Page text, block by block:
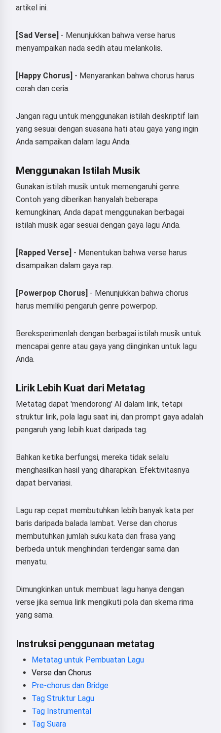
artikel ini.
[Sad Verse] - Menunjukkan bahwa verse harus
menyampaikan nada sedih atau melankolis.
[Happy Chorus] - Menyarankan bahwa chorus harus
cerah dan ceria.
Jangan ragu untuk menggunakan istilah deskriptif lain
yang sesuai dengan suasana hati atau gaya yang ingin
Anda sampaikan dalam lagu Anda.
Menggunakan Istilah Musik
Gunakan istilah musik untuk memengaruhi genre.
Contoh yang diberikan hanyalah beberapa
kemungkinan; Anda dapat menggunakan berbagai
istilah musik agar sesuai dengan gaya lagu Anda.
[Rapped Verse] - Menentukan bahwa verse harus
disampaikan dalam gaya rap.
[Powerpop Chorus] - Menunjukkan bahwa chorus
harus memiliki pengaruh genre powerpop.
Bereksperimenlah dengan berbagai istilah musik untuk
mencapai genre atau gaya yang diinginkan untuk lagu
Anda.
Lirik Lebih Kuat dari Metatag
Metatag dapat 'mendorong' AI dalam lirik, tetapi
struktur lirik, pola lagu saat ini, dan prompt gaya adalah
pengaruh yang lebih kuat daripada tag.
Bahkan ketika berfungsi, mereka tidak selalu
menghasilkan hasil yang diharapkan. Efektivitasnya
dapat bervariasi.
Lagu rap cepat membutuhkan lebih banyak kata per
baris daripada balada lambat. Verse dan chorus
membutuhkan jumlah suku kata dan frasa yang
berbeda untuk menghindari terdengar sama dan
menyatu.
Dimungkinkan untuk membuat lagu hanya dengan
verse jika semua lirik mengikuti pola dan skema rima
yang sama.
Instruksi penggunaan metatag
Metatag untuk Pembuatan Lagu
Verse dan Chorus
Pre-chorus dan Bridge
Tag Struktur Lagu
Tag Instrumental
Tag Suara
Hai 👋
Saya bisa membuat lagu, menulis
puisi, dan ucapan selamat 🥰
Coba sekarang
Saya menerima: Ketentuan Layanan,